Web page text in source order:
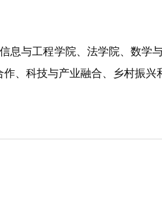
息与工程学院、法学院、数学
、科技与产业融合、乡村振兴